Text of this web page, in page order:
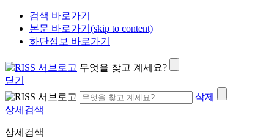
검색 바로가기
본문 바로가기(skip to content)
하단정보 바로가기
무엇을 찾고 계세요?
닫기
삭제
상세검색
상세검색